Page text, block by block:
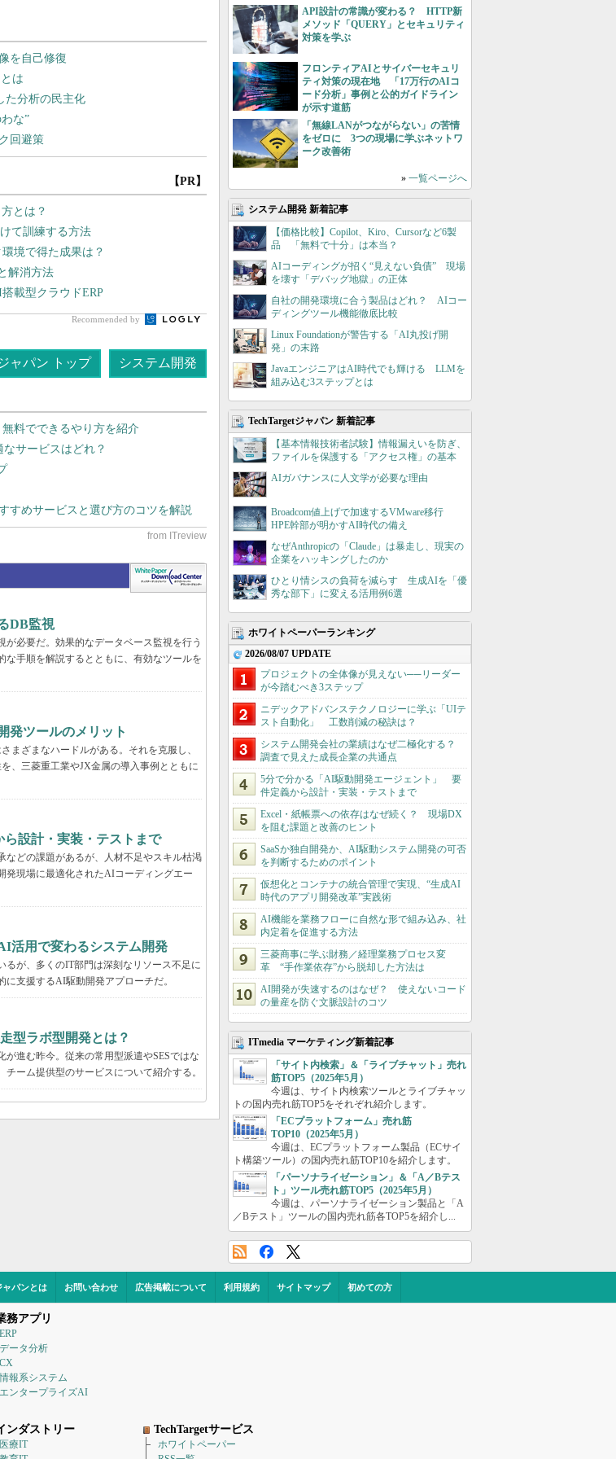
【PR】
とは？
て訓練する方法
境で得た成果は？
解消方法
載型クラウドERP
Recommended by
ャパン トップ システム開発
料でできるやり方を紹介
サービスはどれ？
すめサービスと選び方のコツを解説
DB監視
必要だ。効果的なデータベース監視を行う
手順を解説するとともに、有効なツールを
発ツールのメリット
まざまなハードルがある。それを克服し、
、三菱重工業やJX金属の導入事例とともに
設計・実装・テストまで
などの課題があるが、人材不足やスキル枯渇
発現場に最適化されたAIコーディングエー
活用で変わるシステム開発
が、多くのIT部門は深刻なリソース不足に
支援するAI駆動開発アプローチだ。
型ラボ型開発とは？
進む昨今。従来の常用型派遣やSESではな
ーム提供型のサービスについて紹介する。
API設計の常識が変わる？ HTTP新
メソッド「QUERY」とセキュリティ
対策を学ぶ
フロンティアAIとサイバーセキュリ
ティ対策の現在地 「17万行のAIコ
ード分析」事例と公的ガイドライン
が示す道筋
「無線LANがつながらない」の苦情
をゼロに 3つの現場に学ぶネットワ
ーク改善術
» 一覧ページへ
システム開発 新着記事
【価格比較】Copilot、Kiro、Cursorなど6製
品 「無料で十分」は本当？
AIコーディングが招く“見えない負債” 現場
を壊す「デバッグ地獄」の正体
自社の開発環境に合う製品はどれ？ AIコー
ディングツール機能徹底比較
Linux Foundationが警告する「AI丸投げ開
発」の末路
JavaエンジニアはAI時代でも輝ける LLMを
組み込む3ステップとは
TechTargetジャパン 新着記事
【基本情報技術者試験】情報漏えいを防ぎ、
ファイルを保護する「アクセス権」の基本
AIガバナンスに人文学が必要な理由
Broadcom値上げで加速するVMware移行
HPE幹部が明かすAI時代の備え
なぜAnthropicの「Claude」は暴走し、現実の
企業をハッキングしたのか
ひとり情シスの負荷を減らす 生成AIを「優
秀な部下」に変える活用例6選
ホワイトペーパーランキング
2026/08/07 UPDATE
プロジェクトの全体像が見えない──リーダー
が今踏むべき3ステップ
ニデックアドバンステクノロジーに学ぶ「UIテ
スト自動化」 工数削減の秘訣は？
システム開発会社の業績はなぜ二極化する？
調査で見えた成長企業の共通点
5分で分かる「AI駆動開発エージェント」 要
件定義から設計・実装・テストまで
Excel・紙帳票への依存はなぜ続く？ 現場DX
を阻む課題と改善のヒント
SaaSか独自開発か、AI駆動システム開発の可否
を判断するためのポイント
仮想化とコンテナの統合管理で実現、“生成AI
時代のアプリ開発改革”実践術
AI機能を業務フローに自然な形で組み込み、社
内定着を促進する方法
三菱商事に学ぶ財務／経理業務プロセス変
革 “手作業依存”から脱却した方法は
AI開発が失速するのはなぜ？ 使えないコード
の量産を防ぐ文脈設計のコツ
ITmedia マーケティング新着記事
「サイト内検索」＆「ライブチャット」売れ
筋TOP5（2025年5月）
今週は、サイト内検索ツールとライブチャッ
トの国内売れ筋TOP5をそれぞれ紹介します。
「ECプラットフォーム」売れ筋
TOP10（2025年5月）
今週は、ECプラットフォーム製品（ECサイ
ト構築ツール）の国内売れ筋TOP10を紹介します。
「パーソナライゼーション」＆「A／Bテス
ト」ツール売れ筋TOP5（2025年5月）
今週は、パーソナライゼーション製品と「A
／Bテスト」ツールの国内売れ筋各TOP5を紹介し...
ャパンとは お問い合わせ 広告掲載について 利用規約 サイトマップ 初めての方
務アプリ
ERP
データ分析
CX
情報系システム
エンタープライズAI
ンダストリー
医療IT
TechTargetサービス
ホワイトペーパー